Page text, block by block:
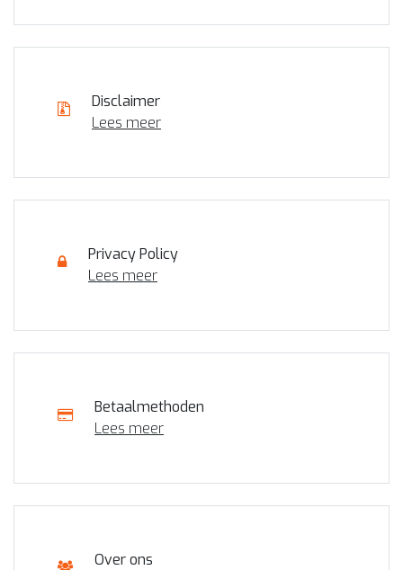
Disclaimer
Lees meer
Privacy Policy
Lees meer
Betaalmethoden
Lees meer
Over ons